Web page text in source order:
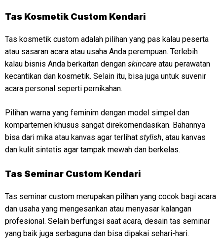
Tas Kosmetik Custom Kendari
Tas kosmetik custom adalah pilihan yang pas kalau peserta
atau sasaran acara atau usaha Anda perempuan. Terlebih
kalau bisnis Anda berkaitan dengan skincare atau perawatan
kecantikan dan kosmetik. Selain itu, bisa juga untuk suvenir
acara personal seperti pernikahan.
Pilihan warna yang feminim dengan model simpel dan
kompartemen khusus sangat direkomendasikan. Bahannya
bisa dari mika atau kanvas agar terlihat stylish, atau kanvas
dan kulit sintetis agar tampak mewah dan berkelas.
Tas Seminar Custom Kendari
Tas seminar custom merupakan pilihan yang cocok bagi acara
dan usaha yang mengesankan atau menyasar kalangan
profesional. Selain berfungsi saat acara, desain tas seminar
yang baik juga serbaguna dan bisa dipakai sehari-hari.